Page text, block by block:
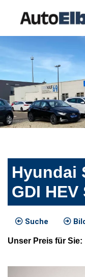
Hyundai
GDI HEV
Suche
Unser Preis für Sie: